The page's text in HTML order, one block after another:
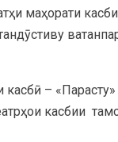
маҳорати
–
касбии